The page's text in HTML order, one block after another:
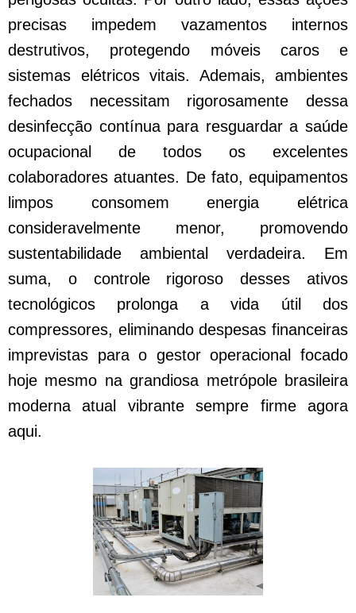
precisas impedem vazamentos internos
destrutivos, protegendo móveis caros e
sistemas elétricos vitais. Ademais, ambientes
fechados necessitam rigorosamente dessa
desinfecção contínua para resguardar a saúde
ocupacional de todos os excelentes
colaboradores atuantes. De fato, equipamentos
limpos consomem energia elétrica
consideravelmente menor, promovendo
sustentabilidade ambiental verdadeira. Em
suma, o controle rigoroso desses ativos
tecnológicos prolonga a vida útil dos
compressores, eliminando despesas financeiras
imprevistas para o gestor operacional focado
hoje mesmo na grandiosa metrópole brasileira
moderna atual vibrante sempre firme agora
aqui.